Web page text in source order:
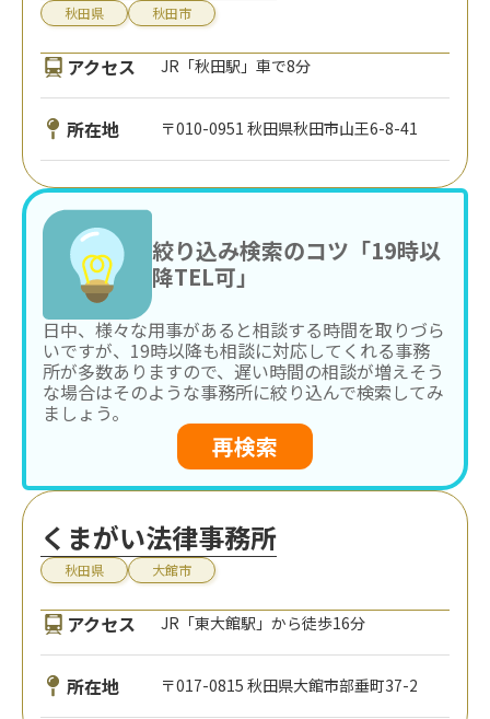
秋田県 秋田市
アクセス JR「秋田駅」車で8分
所在地 〒010-0951 秋田県秋田市山王6-8-41
絞り込み検索のコツ「19時以
降TEL可」
日中、様々な用事があると相談する時間を取りづら
いですが、19時以降も相談に対応してくれる事務
所が多数ありますので、遅い時間の相談が増えそう
な場合はそのような事務所に絞り込んで検索してみ
ましょう。
再検索
くまがい法律事務所
秋田県 大館市
アクセス JR「東大館駅」から徒歩16分
所在地 〒017-0815 秋田県大館市部垂町37-2